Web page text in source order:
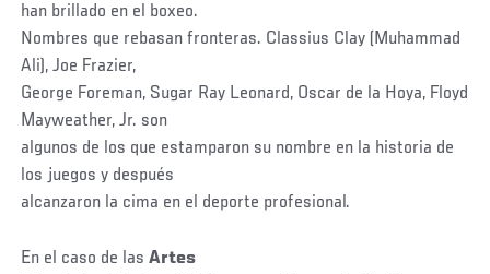
han brillado en el boxeo.
Nombres que rebasan fronteras. Classius Clay (Muhammad
Ali), Joe Frazier,
George Foreman, Sugar Ray Leonard, Oscar de la Hoya, Floyd
Mayweather, Jr. son
algunos de los que estamparon su nombre en la historia de
los juegos y después
alcanzaron la cima en el deporte profesional.
En el caso de lasArtes